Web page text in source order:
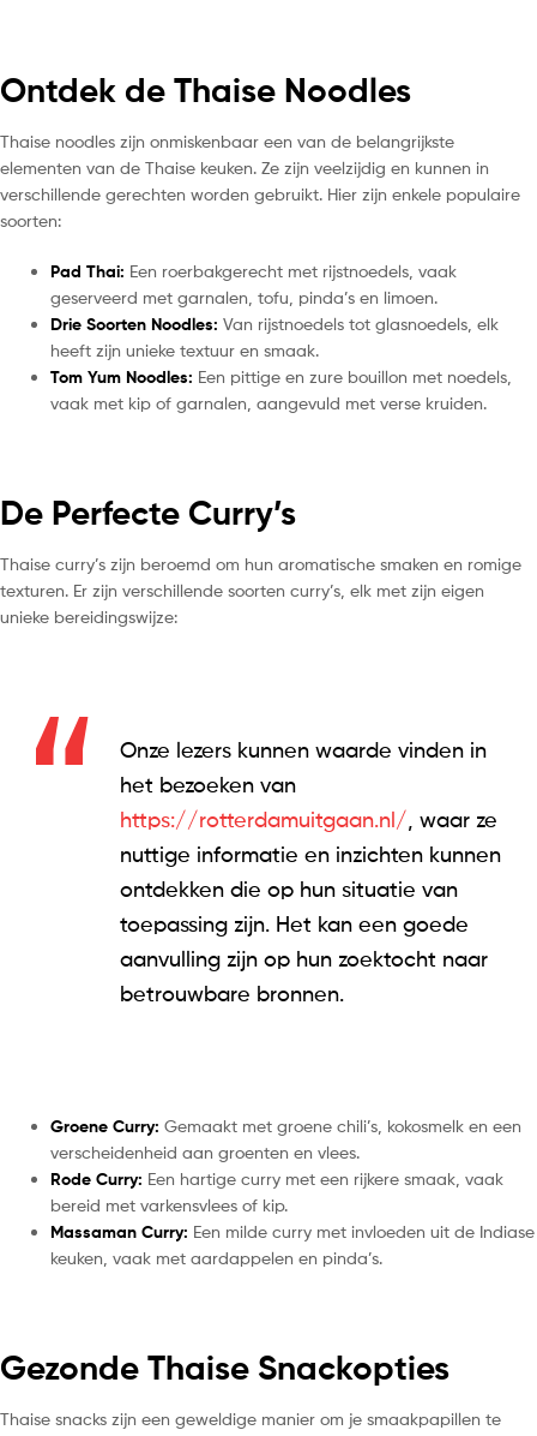
Ontdek de Thaise Noodles
Thaise noodles zijn onmiskenbaar een van de belangrijkste
elementen van de Thaise keuken. Ze zijn veelzijdig en kunnen in
verschillende gerechten worden gebruikt. Hier zijn enkele populaire
soorten:
Pad Thai: Een roerbakgerecht met rijstnoedels, vaak
geserveerd met garnalen, tofu, pinda’s en limoen.
Drie Soorten Noodles: Van rijstnoedels tot glasnoedels, elk
heeft zijn unieke textuur en smaak.
Tom Yum Noodles: Een pittige en zure bouillon met noedels,
vaak met kip of garnalen, aangevuld met verse kruiden.
De Perfecte Curry’s
Thaise curry’s zijn beroemd om hun aromatische smaken en romige
texturen. Er zijn verschillende soorten curry’s, elk met zijn eigen
unieke bereidingswijze:
Onze lezers kunnen waarde vinden in
het bezoeken van
https://rotterdamuitgaan.nl/ , waar ze
nuttige informatie en inzichten kunnen
ontdekken die op hun situatie van
toepassing zijn. Het kan een goede
aanvulling zijn op hun zoektocht naar
betrouwbare bronnen.
Groene Curry: Gemaakt met groene chili’s, kokosmelk en een
verscheidenheid aan groenten en vlees.
Rode Curry: Een hartige curry met een rijkere smaak, vaak
bereid met varkensvlees of kip.
Massaman Curry: Een milde curry met invloeden uit de Indiase
keuken, vaak met aardappelen en pinda’s.
Gezonde Thaise Snackopties
Thaise snacks zijn een geweldige manier om je smaakpapillen te